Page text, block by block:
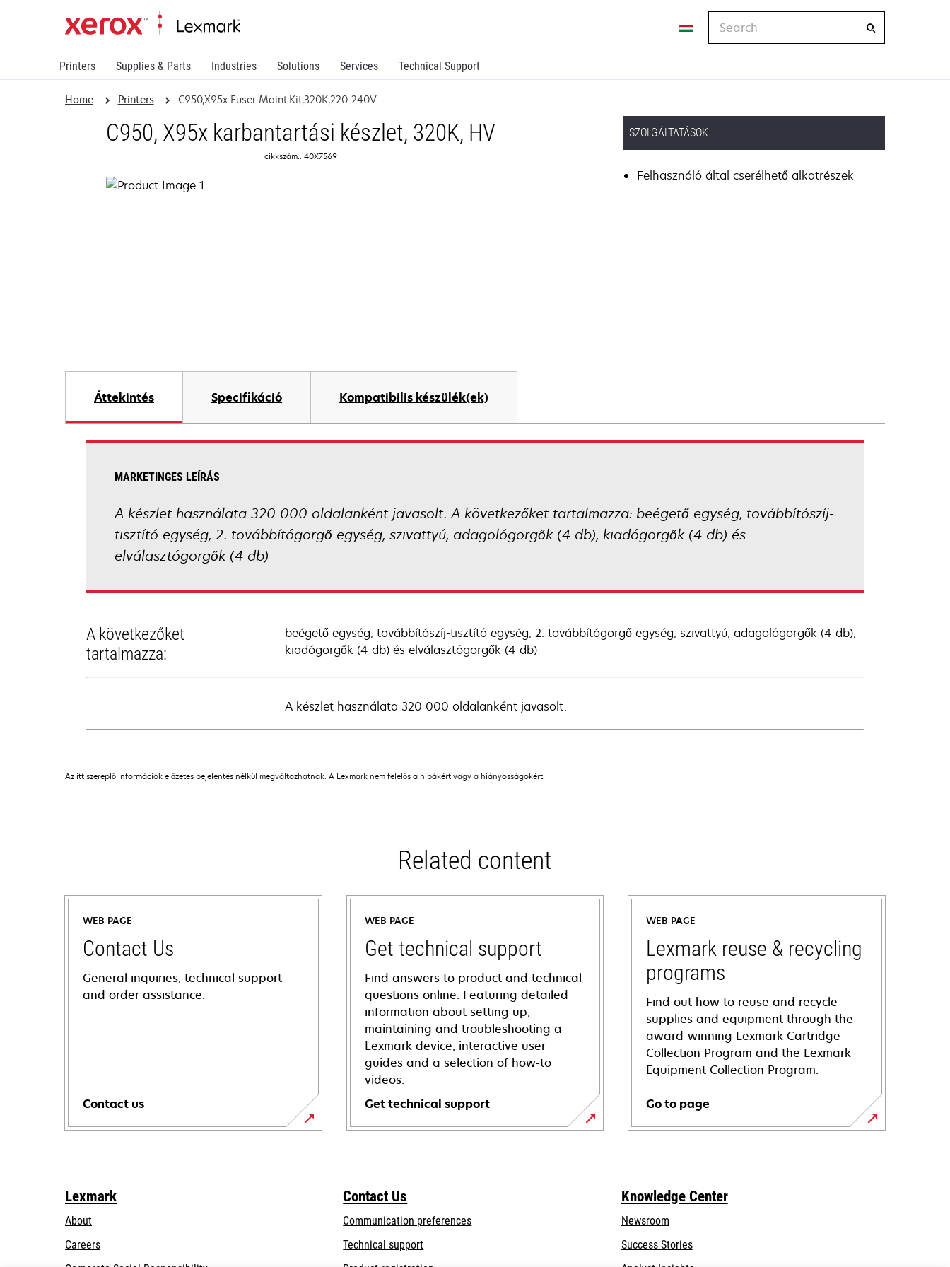
Printers Supplies & Parts Industries Solutions Services Technical Support
Home Printers C950,X95x Fuser Maint.Kit,320K,220-240V
C950, X95x karbantartási készlet, 320K, HV
cikkszám:: 40X7569
SZOLGÁLTATÁSOK
Felhasználó által cserélhető alkatrészek
Áttekintés Specifikáció Kompatibilis készülék(ek)
MARKETINGES LEÍRÁS
A készlet használata 320 000 oldalanként javasolt. A következőket tartalmazza: beégető egység, továbbítószíj-
tisztító egység, 2. továbbítógörgő egység, szivattyú, adagológörgők (4 db), kiadógörgők (4 db) és
elválasztógörgők (4 db)
A következőket
tartalmazza:
beégető egység, továbbítószíj-tisztító egység, 2. továbbítógörgő egység, szivattyú, adagológörgők (4 db),
kiadógörgők (4 db) és elválasztógörgők (4 db)
A készlet használata 320 000 oldalanként javasolt.
Az itt szereplő információk előzetes bejelentés nélkül megváltozhatnak. A Lexmark nem felelős a hibákért vagy a hiányosságokért.
Related content
WEB PAGE
Contact Us
General inquiries, technical support
and order assistance.
Contact us
WEB PAGE
Get technical support
Find answers to product and technical
questions online. Featuring detailed
information about setting up,
maintaining and troubleshooting a
Lexmark device, interactive user
guides and a selection of how-to
videos.
Get technical support
opens
tab
WEB PAGE
Lexmark reuse & recycling
programs
Find out how to reuse and recycle
supplies and equipment through the
award-winning Lexmark Cartridge
Collection Program and the Lexmark
Equipment Collection Program.
Go to page
Lexmark
About
Careers
Contact Us
Communication preferences
Technical supportopens
Knowledge Center
Newsroom
Success Stories